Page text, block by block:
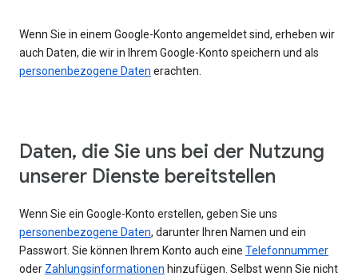
Wenn Sie in einem Google-Konto angemeldet sind, erheben wir
auch Daten, die wir in Ihrem Google-Konto speichern und als
personenbezogene Daten erachten.
Daten, die Sie uns bei der Nutzung
unserer Dienste bereitstellen
Wenn Sie ein Google-Konto erstellen, geben Sie uns
personenbezogene Daten, darunter Ihren Namen und ein
Passwort. Sie können Ihrem Konto auch eine Telefonnummer
oder Zahlungsinformationen hinzufügen. Selbst wenn Sie nicht